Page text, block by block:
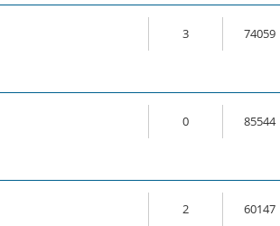
3 74059
0 85544
2 60147